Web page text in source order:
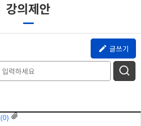
강의제안
글쓰기
(0) 